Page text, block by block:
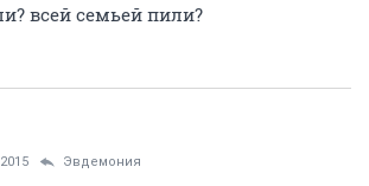
всей семьей пили?
Эвдемония